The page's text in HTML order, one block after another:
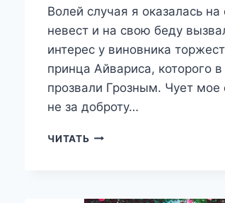
Волей случая я оказалась на
невест и на свою беду
интерес у виновника
принца Айвариса, которого
прозвали Грозным. Чует мое
не за доброту…
ЧИТАТЬ АЛЫЙ